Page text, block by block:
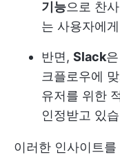
기능으로 찬
는 사용자에
반면, Slack은
크플로우에
유저를 위한
인정받고 있
이러한 인사이트